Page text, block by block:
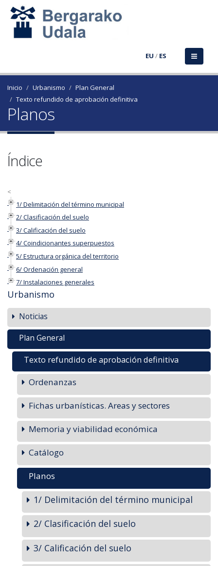
EU / ES
Inicio Urbanismo
Plan General
Texto refundido de aprobación definitiva
Planos
Índice
<
1/ Delimitación del término municipal
2/ Clasificación del suelo
3/ Calificación del suelo
4/ Coindicionantes superpuestos
5/ Estructura orgánica del territorio
6/ Ordenación general
7/ Instalaciones generales
Urbanismo
Noticias
Plan General
Texto refundido de aprobación definitiva
Ordenanzas
Fichas urbanísticas. Areas y sectores
Memoria y viabilidad económica
Catálogo
Planos
1/ Delimitación del término municipal
2/ Clasificación del suelo
3/ Calificación del suelo